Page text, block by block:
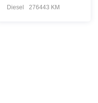
Diesel
276443 KM